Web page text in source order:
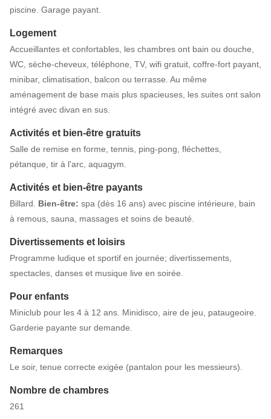
piscine. Garage payant.
Logement
Accueillantes et confortables, les chambres ont bain ou douche,
WC, sèche-cheveux, téléphone, TV, wifi gratuit, coffre-fort payant,
minibar, climatisation, balcon ou terrasse. Au même
aménagement de base mais plus spacieuses, les suites ont salon
intégré avec divan en sus.
Activités et bien-être gratuits
Salle de remise en forme, tennis, ping-pong, fléchettes,
pétanque, tir à l'arc, aquagym.
Activités et bien-être payants
Billard. Bien-être: spa (dès 16 ans) avec piscine intérieure, bain
à remous, sauna, massages et soins de beauté.
Divertissements et loisirs
Programme ludique et sportif en journée; divertissements,
spectacles, danses et musique live en soirée.
Pour enfants
Miniclub pour les 4 à 12 ans. Minidisco, aire de jeu, pataugeoire.
Garderie payante sur demande.
Remarques
Le soir, tenue correcte exigée (pantalon pour les messieurs).
Nombre de chambres
261